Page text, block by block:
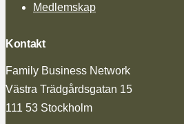
Medlemskap
Kontakt
Family Business Network
Västra Trädgårdsgatan 15
111 53 Stockholm